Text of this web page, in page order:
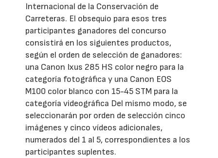
Internacional de la Conservación de
Carreteras. El obsequio para esos tres
participantes ganadores del concurso
consistirá en los siguientes productos,
según el orden de selección de ganadores:
una Canon Ixus 285 HS color negro para la
categoría fotográfica y una Canon EOS
M100 color blanco con 15-45 STM para la
categoría videográfica Del mismo modo, se
seleccionarán por orden de selección cinco
imágenes y cinco vídeos adicionales,
numerados del 1 al 5, correspondientes a los
participantes suplentes.